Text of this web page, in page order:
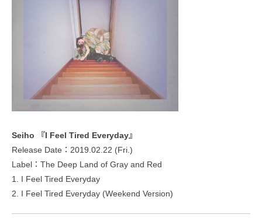
Seiho 『I Feel Tired Everyday』
Release Date：2019.02.22 (Fri.)
Label：The Deep Land of Gray and Red
1. I Feel Tired Everyday
2. I Feel Tired Everyday (Weekend Version)